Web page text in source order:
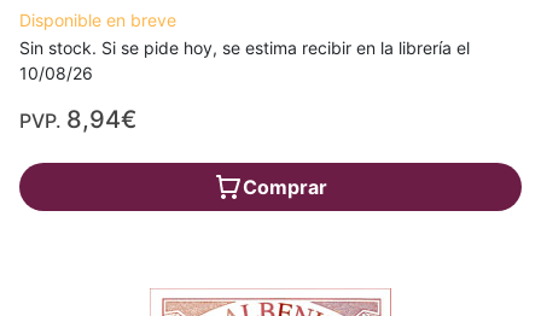
Disponible en breve
Sin stock. Si se pide hoy, se estima recibir en la librería el
10/08/26
PVP. 8,94€
Comprar